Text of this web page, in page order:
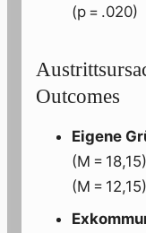
(p = .020)
Outcomes
Eigene
(M =
(M = 12,15)